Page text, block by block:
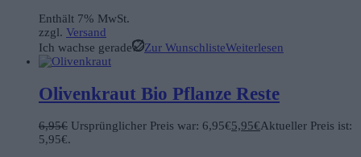
Enthält 7% MwSt.
zzgl. Versand
Ich wachse gerade
Zur WunschlisteWeiterlesen
Olivenkraut Bio Pflanze Reste
6,95€ Ursprünglicher Preis war: 6,95€5,95€Aktueller Preis ist:
5,95€.